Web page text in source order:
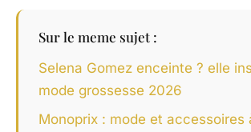
Sur le meme sujet :
Selena Gomez enceinte ? elle
mode grossesse 2026
Monoprix : mode et accessoires